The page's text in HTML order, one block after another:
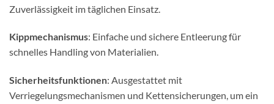
Zuverlässigkeit im täglichen Einsatz.
Kippmechanismus: Einfache und sichere Entleerung für
schnelles Handling von Materialien.
Sicherheitsfunktionen: Ausgestattet mit
Verriegelungsmechanismen und Kettensicherungen, um ein